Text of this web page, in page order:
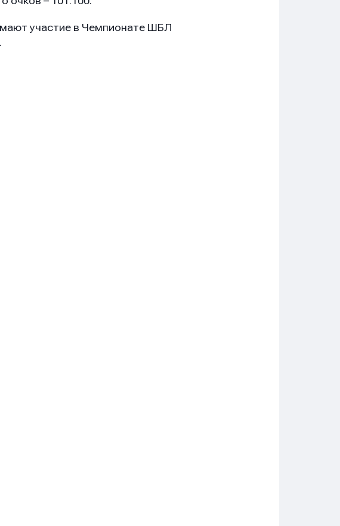
участие в Чемпионате ШБЛ